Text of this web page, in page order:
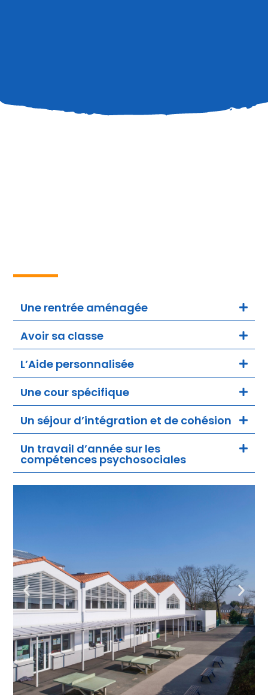
Une rentrée aménagée
Avoir sa classe
L’Aide personnalisée
Une cour spécifique
Un séjour d’intégration et de cohésion
Un travail d’année sur les
compétences psychosociales